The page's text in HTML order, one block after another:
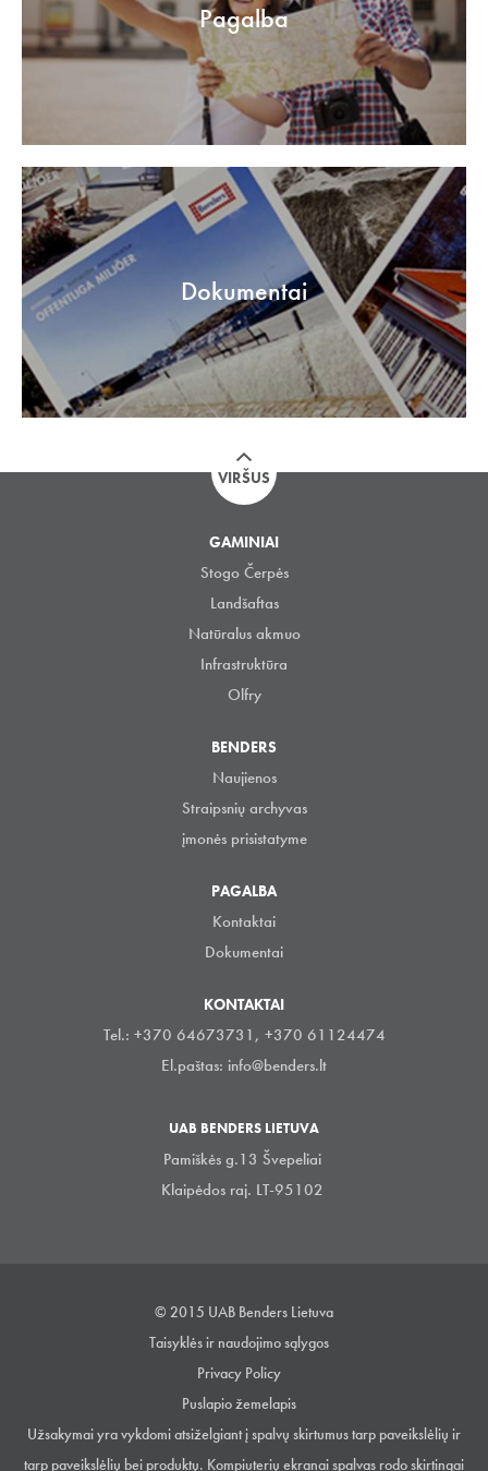
Pagalba
Dokumentai
VIRŠUS
GAMINIAI
Stogo Čerpės
Landšaftas
Natūralus akmuo
Infrastruktūra
Olfry
BENDERS
Naujienos
Straipsnių archyvas
įmonės prisistatyme
PAGALBA
Kontaktai
Dokumentai
KONTAKTAI
Tel.: +370 64673731, +370 61124474
El.paštas: info@benders.lt
UAB BENDERS LIETUVA
Pamiškės g.13 Švepeliai
Klaipėdos raj. LT-95102
© 2015 UAB Benders Lietuva
Taisyklės ir naudojimo sąlygos
Privacy Policy
Puslapio žemelapis
Užsakymai yra vykdomi atsiželgiant į spalvų skirtumus tarp paveikslėlių ir
tarp paveikslėlių bei produktų. Kompiuterių ekranai spalvas rodo skirtingai